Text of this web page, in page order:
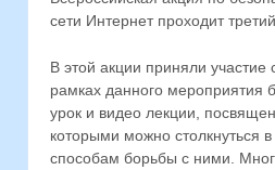
сети Интернет проходит третий
В этой акции приняли участие
рамках данного мероприятия
урок и видео лекции,
которыми можно столкнуться
способам борьбы с ними.